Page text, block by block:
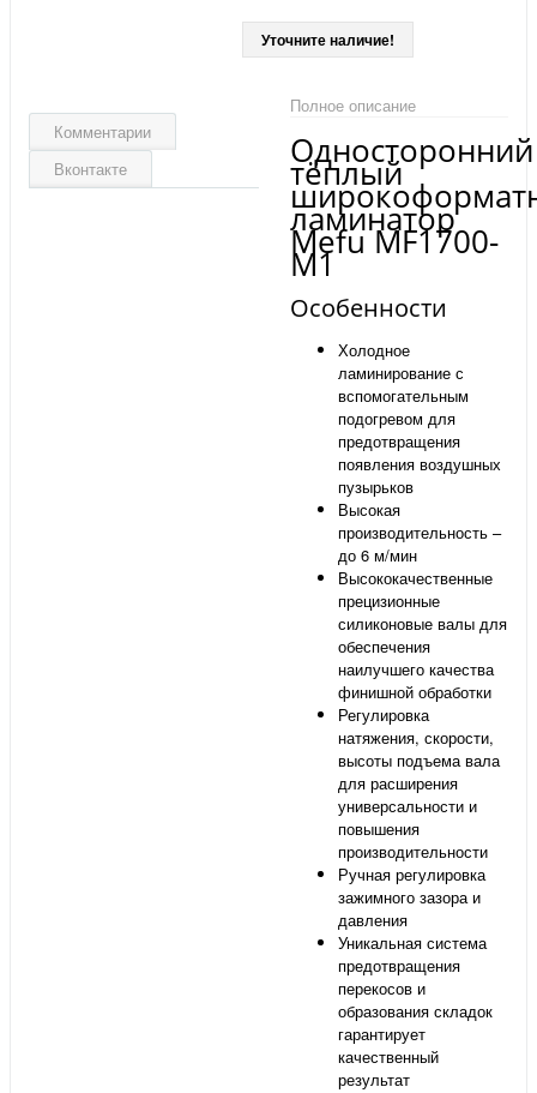
Уточните наличие!
Полное описание
Односторонний
тёплый
ламинатор
Mefu MF1700-
M1
Особенности
Холодное
ламинирование с
вспомогательным
подогревом для
предотвращения
появления воздушных
пузырьков
Высокая
производительность –
до 6 м/мин
Высококачественные
прецизионные
силиконовые валы для
обеспечения
наилучшего качества
финишной обработки
Регулировка
натяжения, скорости,
высоты подъема вала
для расширения
универсальности и
повышения
производительности
Ручная регулировка
зажимного зазора и
давления
Уникальная система
предотвращения
перекосов и
образования складок
гарантирует
качественный
результат
Комментарии
Вконтакте